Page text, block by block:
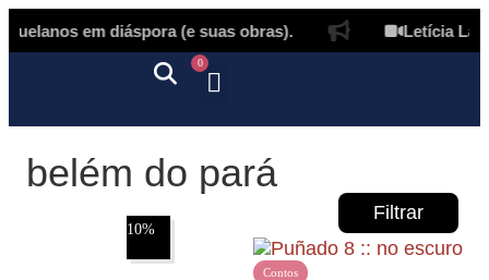
em diáspora (e suas obras). Letícia
0
belém do pará
Filtrar
10%
Contos